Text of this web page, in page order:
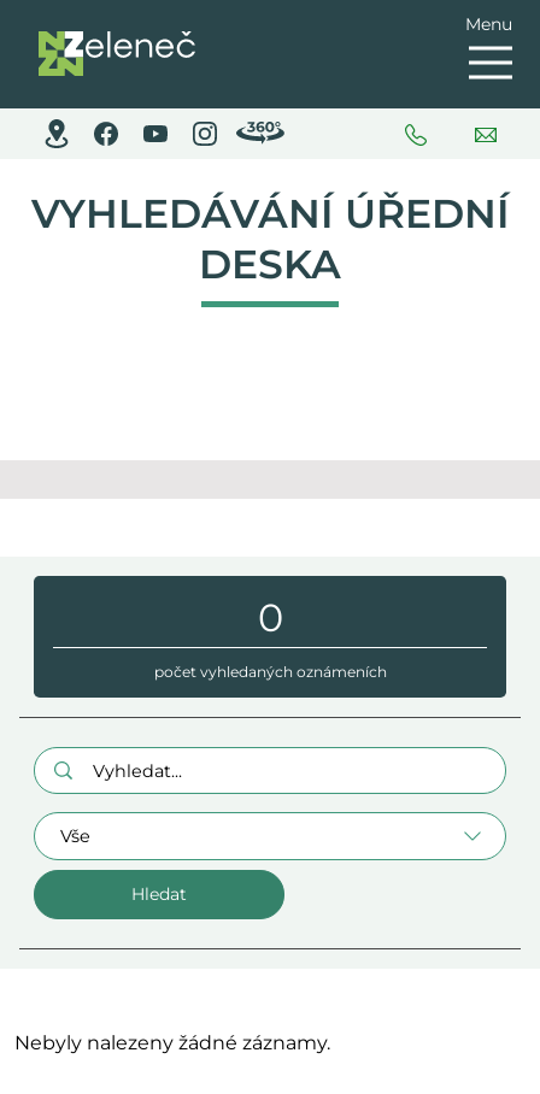
Menu
VYHLEDÁVÁNÍ ÚŘEDNÍ
DESKA
0
počet vyhledaných oznámeních
Hledaný výraz:
Oblast
Nebyly nalezeny žádné záznamy.